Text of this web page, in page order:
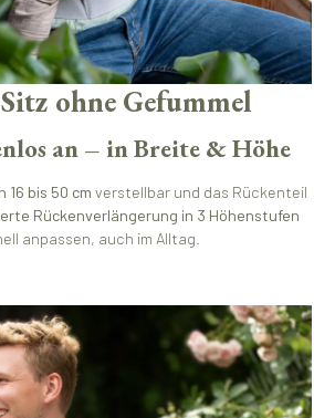
ohne Gefummel
an – in Breite & Höhe
16 bis 50 cm verstellbar und das Rückenteil
Rückenverlängerung in 3 Höhenstufen
anpassen, auch im Alltag.